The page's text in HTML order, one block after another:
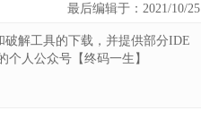
最后编辑于：2021/10/25
解工具的下载，并提供部分IDE
人公众号【终码一生】